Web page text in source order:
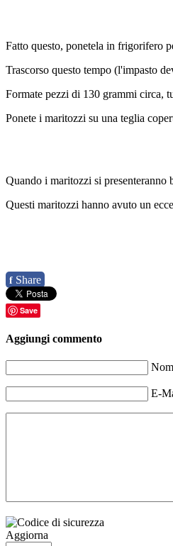
Fatto questo, ponetela in frigorifero
Trascorso questo tempo (l'impasto
Formate pezzi di 130 grammi circa,
Ponete i maritozzi su una teglia
Quando i maritozzi si presenteranno
Questi maritozzi hanno avuto un
f Share
Save
Aggiungi commento
E-
Aggiorna